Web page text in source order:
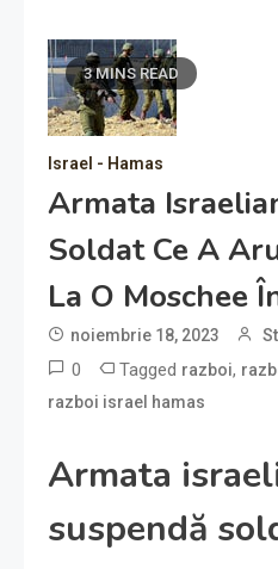
3 MINS READ
Israel - Hamas
Armata
Soldat Ce A
La O Moschee
noiembrie 18, 2023
0 Tagged razboi,
razboi israel hamas
Armata
suspendă